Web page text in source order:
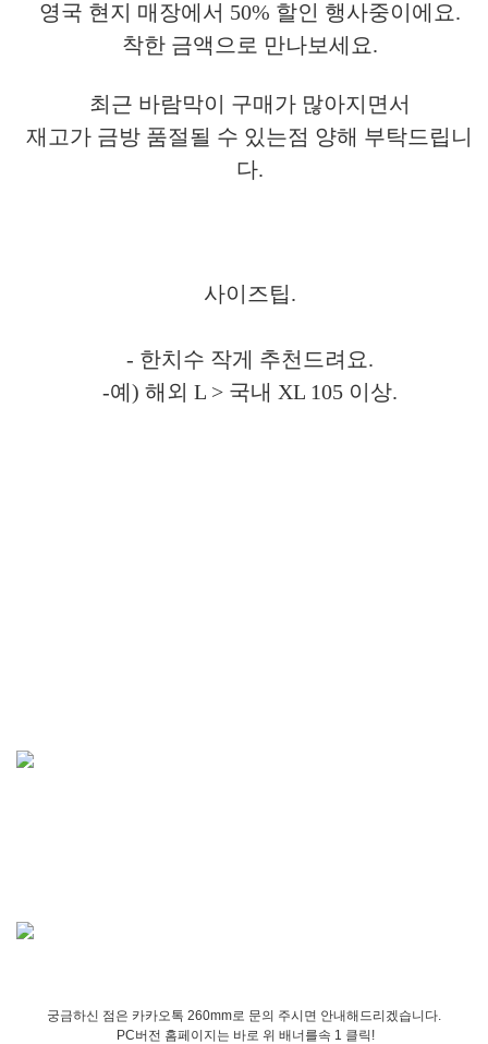
영국 현지 매장에서 50% 할인 행사중이에요.
착한 금액으로 만나보세요.
최근 바람막이 구매가 많아지면서
재고가 금방 품절될 수 있는점 양해 부탁드립니
다.
사이즈팁.
- 한치수 작게 추천드려요.
-예) 해외 L > 국내 XL 105 이상.
궁금하신 점은 카카오톡 260mm로 문의 주시면 안내해드리겠습니다.
PC버전 홈페이지는 바로 위 배너를속 1 클릭!